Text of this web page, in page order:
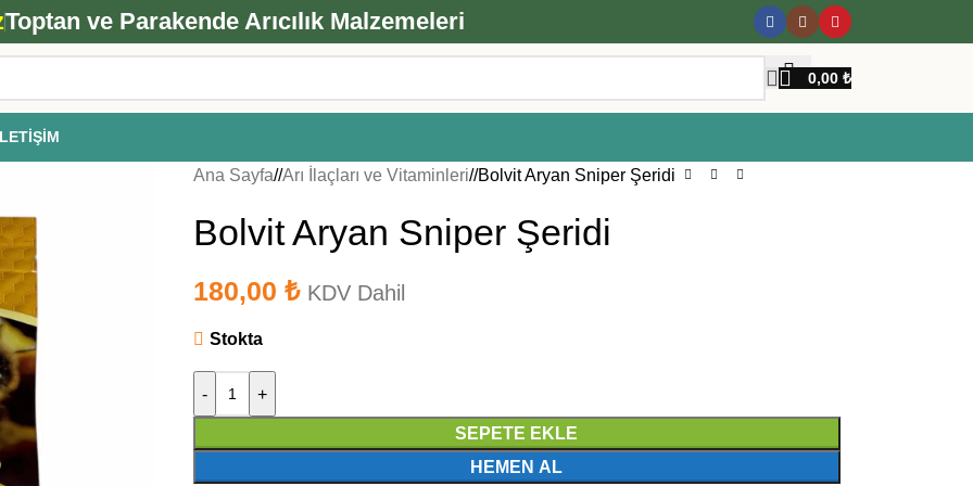
ANA ARI SİPARİŞİ İÇİN TIKLAYIN
Toptan ve Parakende Arıcılık Malzemeleri
0,00 ₺
Ana Sayfa/ Arı İlaçları ve Vitaminleri/ Bolvit Aryan Sniper Şeridi
Bolvit Aryan Sniper Şeridi
180,00 ₺ KDV Dahil
Stokta
- +
SEPETE EKLE
HEMEN AL